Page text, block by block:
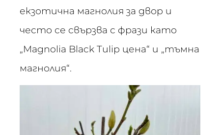
екзотична магнолия за двор и
често се свързва с фрази като
„Magnolia Black Tulip цена“ и „тъмна
магнолия“.